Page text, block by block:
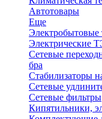
Автотовары
Еще
Электробытовые
Электрические
Сетевые
бра
Стабилизаторы
Сетевые
Сетевые фильтры
Кипятильники,